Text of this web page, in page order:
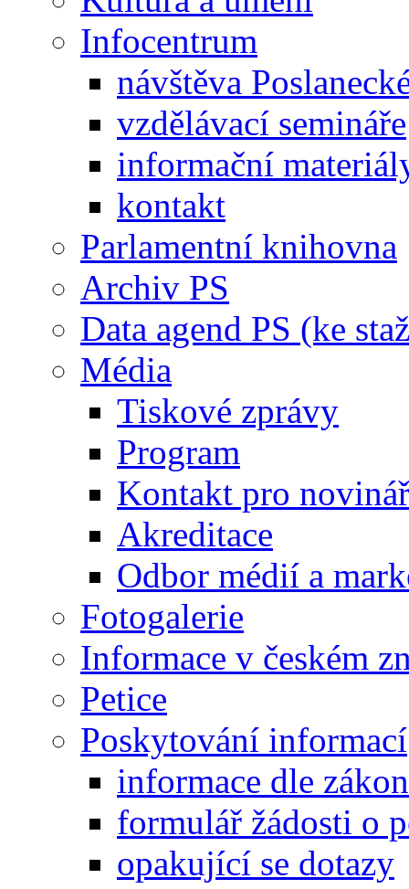
Infocentrum
návštěva
vzdělávací semináře
informační
kontakt
Parlamentní knihovna
Archiv PS
Data agend PS (ke
Média
Tiskové zprávy
Program
Kontakt pro
Akreditace
Odbor médií a
Fotogalerie
Informace v českém
Petice
Poskytování informací
informace dle
formulář žádosti o
opakující se dotazy